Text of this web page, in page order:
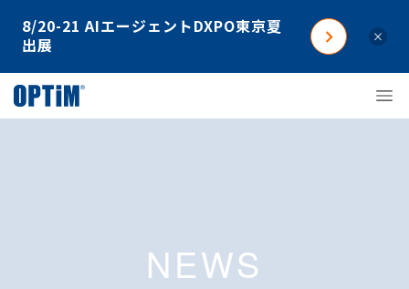
8/20-21 AIエージェントDXPO東京夏
出展
×
NEWS